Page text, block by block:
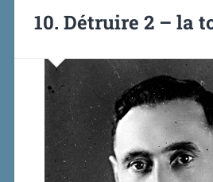
10. Détruire 2 – la